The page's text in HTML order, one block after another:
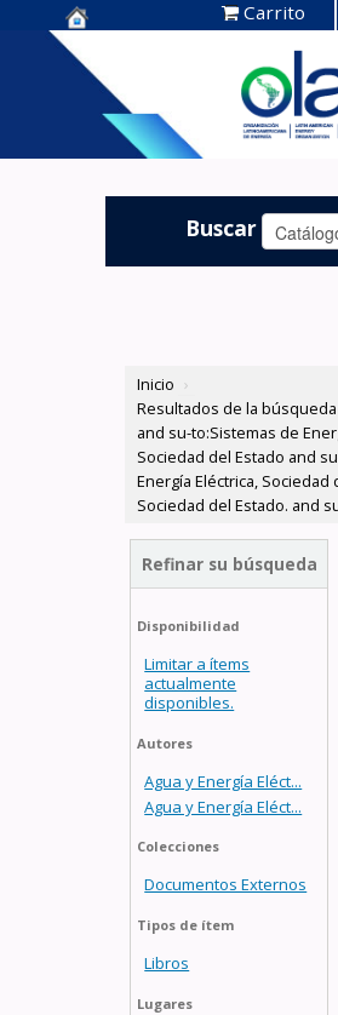
Centro de
Documentación
OLADE -
Carrito
Buscar
Inicio ›
Resultados de la búsqueda
and su-to:Sistemas de
Sociedad del Estado and
Energía Eléctrica,
Sociedad del Estado. and
Refinar su búsqueda
Disponibilidad
Limitar a ítems
actualmente
disponibles.
Autores
Agua y Energía Eléct...
Agua y Energía Eléct...
Colecciones
Documentos Externos
Tipos de ítem
Libros
Lugares